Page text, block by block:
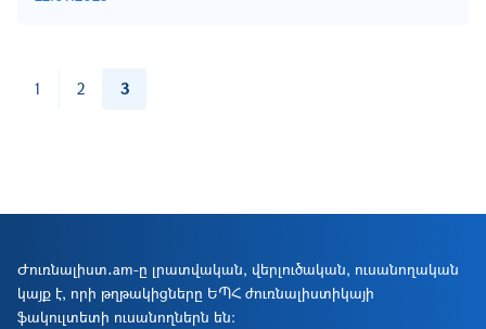
Pagination
1 2 3
Ժուռնալիստ․am-ը լրատվական, վերլուծական, ուսանողական
կայք է, որի թղթակիցները ԵՊՀ ժուռնալիստիկայի
ֆակուլտետի ուսանողներն են։